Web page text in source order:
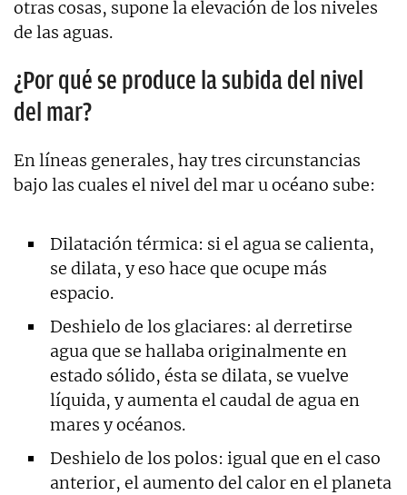
otras cosas, supone la elevación de los niveles
de las aguas.
¿Por qué se produce la subida del nivel
del mar?
En líneas generales, hay tres circunstancias
bajo las cuales el nivel del mar u océano sube:
Dilatación térmica: si el agua se calienta,
se dilata, y eso hace que ocupe más
espacio.
Deshielo de los glaciares: al derretirse
agua que se hallaba originalmente en
estado sólido, ésta se dilata, se vuelve
líquida, y aumenta el caudal de agua en
mares y océanos.
Deshielo de los polos: igual que en el caso
anterior, el aumento del calor en el planeta